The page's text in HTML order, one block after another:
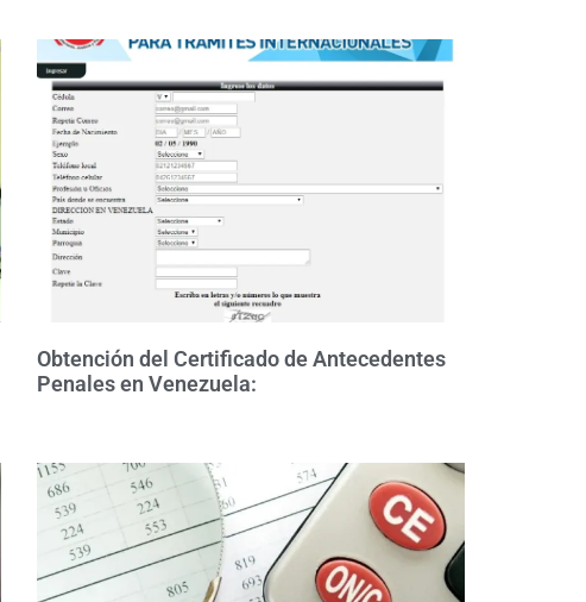
Obtención del Certificado de Antecedentes
Penales en Venezuela: